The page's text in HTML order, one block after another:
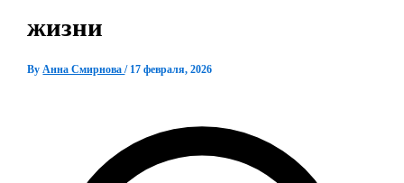
жизни
ByАнна Смирнова/ 17 февраля, 2026